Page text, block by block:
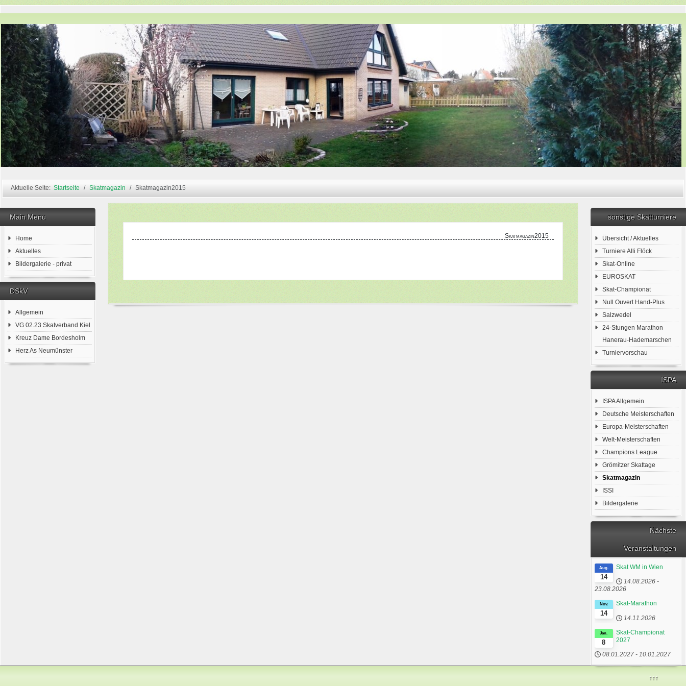
Aktuelle Seite: Startseite Skatmagazin Skatmagazin2015
↑↑↑
Main Menu
Home
Aktuelles
Bildergalerie - privat
DSkV
Allgemein
VG 02.23 Skatverband Kiel
Kreuz Dame Bordesholm
Herz As Neumünster
sonstige Skatturniere
Übersicht / Aktuelles
Turniere Alli Flöck
Skat-Online
EUROSKAT
Skat-Championat
Null Ouvert Hand-Plus
Salzwedel
24-Stungen Marathon
Hanerau-Hademarschen
Turniervorschau
ISPA
ISPA Allgemein
Deutsche Meisterschaften
Europa-Meisterschaften
Welt-Meisterschaften
Champions League
Grömitzer Skattage
Skatmagazin
ISSI
Bildergalerie
Nächste
Veranstaltungen
14
Aug. Skat WM in Wien
14.08.2026 -
23.08.2026
14
Nov. Skat-Marathon
14.11.2026
8
Jan.
Skat-Championat
2027
08.01.2027 - 10.01.2027
Skatmagazin2015